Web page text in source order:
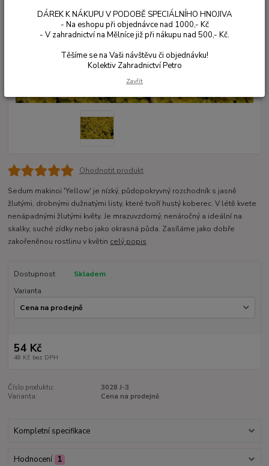
Ohodnotit produkt
Sedum makinoi 'Yellow' je nízký, půdopokryvný rozchodník s jasně
žlutými, drobnými dužnatými listy, které tvoří hustý koberec. V létě kvete
nenápadnými žlutými květy. Je mrazuvzdorný, nenáročný a ideální na
skalky, suché zídky nebo jako okrasná půda. Zasíláme jako dobře
zakořeněnou rostlinu v květin celý popis
Dostupnost
Skladem
Varianta
54 Kč
48 Kč bez DPH
Číslo produktu:
3028 J-3
Varianta:
Cena na prodejně
Kompletní specifikace
Hodnocení 1
DÁREK K NÁKUPU V PODOBĚ SPECIÁLNÍHO HNOJIVA
- Na eshopu při objednávce nad 1000,- Kč
- V zahradnictví na Mělníce již při nákupu nad 500,- Kč.
Těšíme se na Vaši návštěvu či objednávku!
Kolektiv Zahradnictví Petro
Zavřít